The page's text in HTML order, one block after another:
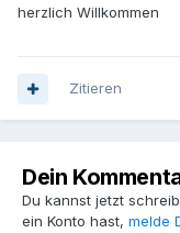
herzlich Willkommen
Zitieren
Dein
Du kannst jetzt
ein Konto hast, melde